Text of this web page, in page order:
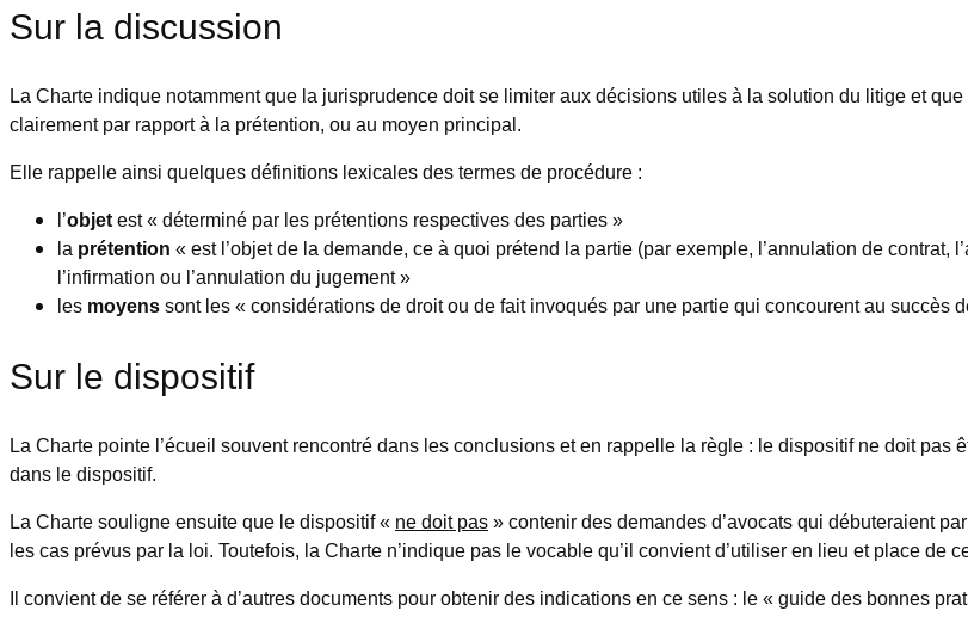
Sur la discussion
La Charte indique notamment que la jurisprudence doit se limiter aux décisions utiles à la solution du litige et
clairement par rapport à la prétention, ou au moyen principal.
Elle rappelle ainsi quelques définitions lexicales des termes de procédure :
l’objetest « déterminé par les prétentions respectives des parties »
la prétention « est l’objet de la demande, ce à quoi prétend la partie (par exemple, l’annulation de
l’infirmation ou l’annulation du jugement »
les moyenssont les « considérations de droit ou de fait invoqués par une partie qui concourent au succès
Sur le dispositif
La Charte pointe l’écueil souvent rencontré dans les conclusions et en rappelle la règle : le dispositif ne doit
dans le dispositif.
La Charte souligne ensuite que le dispositif « ne doit pas» contenir des demandes d’avocats qui débuteraient
les cas prévus par la loi. Toutefois, la Charte n’indique pas le vocable qu’il convient d’utiliser en lieu et place de
Il convient de se référer à d’autres documents pour obtenir des indications en ce sens : le « guide des bonnes